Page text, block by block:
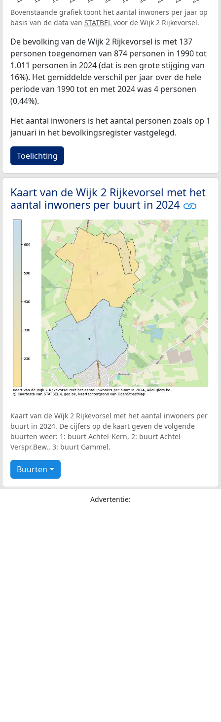
Bovenstaande grafiek toont het aantal inwoners per jaar op
basis van de data van STATBEL voor de Wijk 2 Rijkevorsel.
De bevolking van de Wijk 2 Rijkevorsel is met 137
personen toegenomen van 874 personen in 1990 tot
1.011 personen in 2024 (dat is een grote stijging van
16%). Het gemiddelde verschil per jaar over de hele
periode van 1990 tot en met 2024 was 4 personen
(0,44%).
Het aantal inwoners is het aantal personen zoals op 1
januari in het bevolkingsregister vastgelegd.
Toelichting
Kaart van de Wijk 2 Rijkevorsel met het
aantal inwoners per buurt in 2024
Kaart van de Wijk 2 Rijkevorsel met het aantal inwoners per
buurt in 2024. De cijfers op de kaart geven de volgende
buurten weer: 1: buurt Achtel-Kern, 2: buurt Achtel-
Verspr.Bew., 3: buurt Gammel.
Buurten
Advertentie: